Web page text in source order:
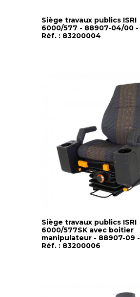
Siège travaux publics ISRI
6000/577 - 88907-04/00 -
Réf. : 83200004
Siège travaux publics ISRI
6000/577SK avec boitier
manipulateur - 88907-09 -
Réf. : 83200006